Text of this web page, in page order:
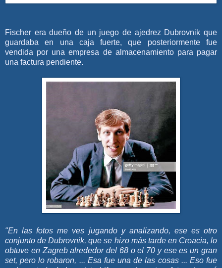
Fischer era dueño de un juego de ajedrez Dubrovnik que
guardaba en una caja fuerte, que posteriormente fue
vendida por una empresa de almacenamiento para pagar
una factura pendiente.
"En las fotos me ves jugando y analizando, ese es otro
conjunto de Dubrovnik, que se hizo más tarde en Croacia, lo
obtuve en Zagreb alrededor del 68 o el 70 y ese es un gran
set, pero lo robaron, ... Esa fue una de las cosas ... Eso fue